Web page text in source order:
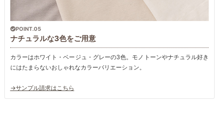
POINT.05
ナチュラルな3色をご用意
カラーはホワイト・ベージュ・グレーの3色。モノトーンやナチュラル好き
にはたまらないおしゃれなカラーバリエーション。
→サンプル請求はこちら